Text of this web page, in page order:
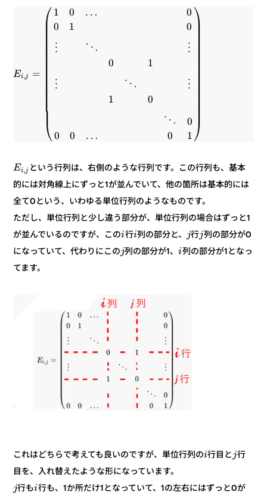
Ei,j =
⎛
⎝
⎜⎜⎜⎜⎜⎜⎜⎜⎜⎜⎜⎜⎜
⎜⎜⎜⎜
1
0
⋮
⋮
0
0
1
0
…
⋱
…
0
1
⋱
1
0
⋱
0
0
0
⋮
⋮
0
1
⎞
⎠
⎟⎟⎟⎟⎟⎟⎟⎟⎟⎟⎟⎟⎟⎟⎟⎟
⎟
Ei,j という行列は、右側のような行列です。この行列も、基本
的には対角線上にずっと1が並んでいて、他の箇所は基本的には
全て0という、いわゆる単位行列のようなものです。
ただし、単位行列と少し違う部分が、単位行列の場合はずっと1
が並んでいるのですが、このi行i列の部分と、 j行j列の部分が0
になっていて、代わりにこのj列の部分が1、i列の部分が1となっ
てます。
これはどちらで考えても良いのですが、単位行列のi行目と j行
目を、入れ替えたような形になっています。
j行もi行も、1か所だけ1となっていて、1の左右にはずっと0が